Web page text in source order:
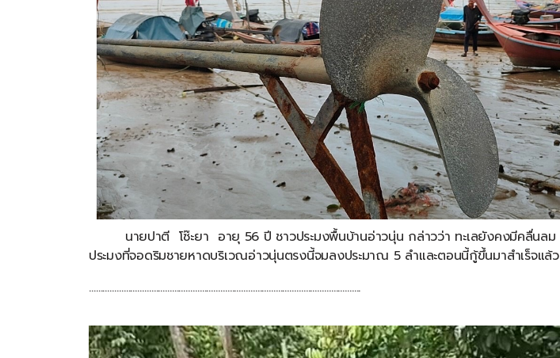
นายปาตี โซ๊ะยา อายุ 56 ปี ชาวประมงพื้นบ้านอ่าวนุ่น กล่าวว่า ทะเลยังคงมีคลื่นลม
ประมงที่จอดริมชายหาดบริเวณอ่าวนุ่นตรงนี้จมลงประมาณ 5 ลำและตอนนี้กู้ขึ้นมาสำเร็จแล้ว
……………………………………………………………………………………………………….